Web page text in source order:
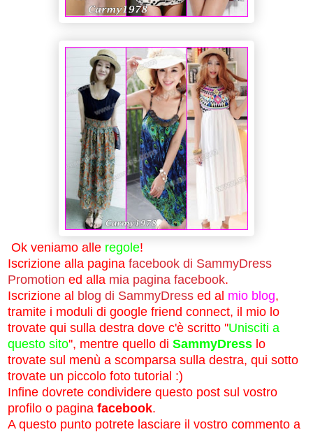
Ok veniamo alle regole!
Iscrizione alla pagina facebook di SammyDress
Promotion ed alla mia pagina facebook.
Iscrizione al blog di SammyDress ed al mio blog,
tramite i moduli di google friend connect, il mio lo
trovate qui sulla destra dove c'è scritto ''Unisciti a
questo sito'', mentre quello di SammyDress lo
trovate sul menù a scomparsa sulla destra, qui sotto
trovate un piccolo foto tutorial :)
Infine dovrete condividere questo post sul vostro
profilo o pagina facebook.
A questo punto potrete lasciare il vostro commento a